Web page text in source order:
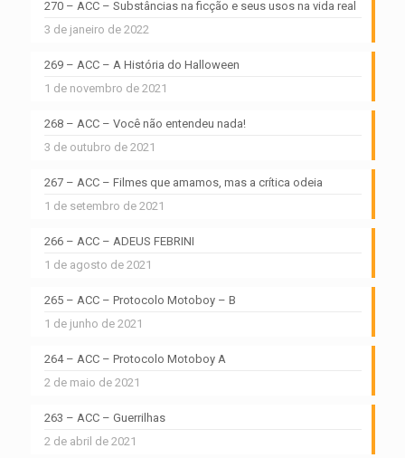
270 – ACC – Substâncias na ficção e seus usos na vida real
3 de janeiro de 2022
269 – ACC – A História do Halloween
1 de novembro de 2021
268 – ACC – Você não entendeu nada!
3 de outubro de 2021
267 – ACC – Filmes que amamos, mas a crítica odeia
1 de setembro de 2021
266 – ACC – ADEUS FEBRINI
1 de agosto de 2021
265 – ACC – Protocolo Motoboy – B
1 de junho de 2021
264 – ACC – Protocolo Motoboy A
2 de maio de 2021
263 – ACC – Guerrilhas
2 de abril de 2021